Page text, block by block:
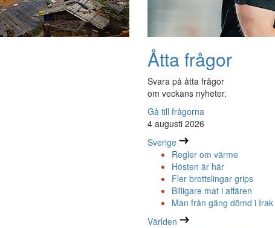
Åtta frågor
Svara på åtta frågor
om veckans nyheter.
Gå till frågorna
4 augusti 2026
Sverige
Regler om värme
Hösten är här
Fler brottslingar grips
Billigare mat i affären
Man från gäng dömd i Irak
Världen